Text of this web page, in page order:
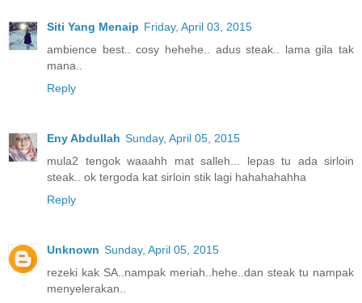
Siti Yang Menaip Friday, April 03, 2015
ambience best.. cosy hehehe.. adus steak.. lama gila tak
mana..
Reply
Eny Abdullah Sunday, April 05, 2015
mula2 tengok waaahh mat salleh... lepas tu ada sirloin
steak.. ok tergoda kat sirloin stik lagi hahahahahha
Reply
Unknown Sunday, April 05, 2015
rezeki kak SA..nampak meriah..hehe..dan steak tu nampak
menyelerakan..